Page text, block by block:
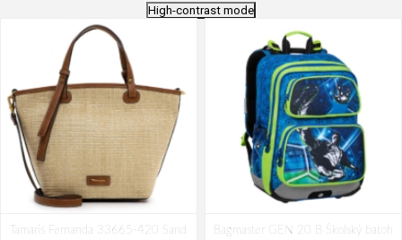
High-contrast mode
Tamaris Fernanda 33665-420 Sand
Bagmaster GEN 20 B Školský batoh